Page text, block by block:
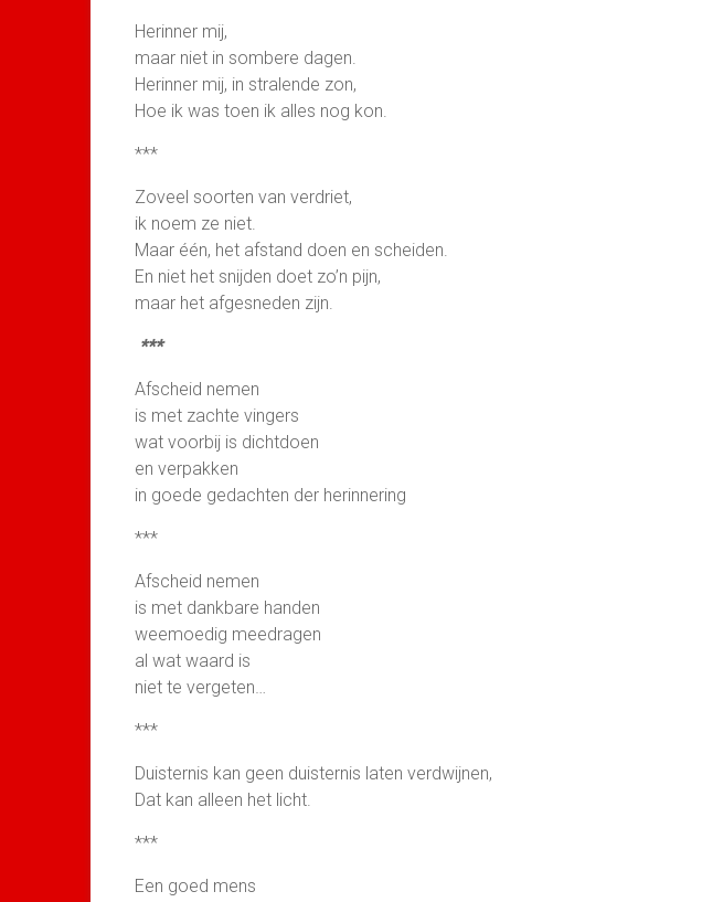
Herinner mij,
maar niet in sombere dagen.
Herinner mij, in stralende zon,
Hoe ik was toen ik alles nog kon.
***
Zoveel soorten van verdriet,
ik noem ze niet.
Maar één, het afstand doen en scheiden.
En niet het snijden doet zo’n pijn,
maar het afgesneden zijn.
***
Afscheid nemen
is met zachte vingers
wat voorbij is dichtdoen
en verpakken
in goede gedachten der herinnering
***
Afscheid nemen
is met dankbare handen
weemoedig meedragen
al wat waard is
niet te vergeten…
***
Duisternis kan geen duisternis laten verdwijnen,
Dat kan alleen het licht.
***
Een goed mens